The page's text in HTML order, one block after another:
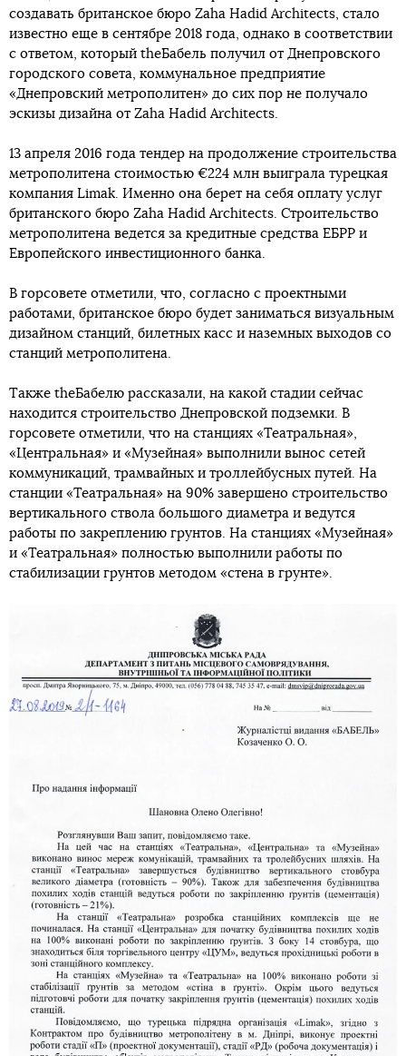
создавать британское бюро Zaha Hadid Architects, стало
известно еще в сентябре 2018 года, однако в соответствии
с ответом, который theБабель получил от Днепровского
городского совета, коммунальное предприятие
«Днепровский метрополитен» до сих пор не получало
эскизы дизайна от Zaha Hadid Architects.
13 апреля 2016 года тендер на продолжение строительства
метрополитена стоимостью €224 млн выиграла турецкая
компания Limak. Именно она берет на себя оплату услуг
британского бюро Zaha Hadid Architects. Строительство
метрополитена ведется за кредитные средства ЕБРР и
Европейского инвестиционного банка.
В горсовете отметили, что, согласно с проектными
работами, британское бюро будет заниматься визуальным
дизайном станций, билетных касс и наземных выходов со
станций метрополитена.
Также theБабелю рассказали, на какой стадии сейчас
находится строительство Днепровской подземки. В
горсовете отметили, что на станциях «Театральная»,
«Центральная» и «Музейная» выполнили вынос сетей
коммуникаций, трамвайных и троллейбусных путей. На
станции «Театральная» на 90% завершено строительство
вертикального ствола большого диаметра и ведутся
работы по закреплению грунтов. На станциях «Музейная»
и «Театральная» полностью выполнили работы по
стабилизации грунтов методом «стена в грунте».